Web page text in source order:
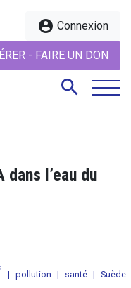
account_circle Connexion
- FAIRE UN DON
search
search
l’eau du
| pollution | santé | Suède